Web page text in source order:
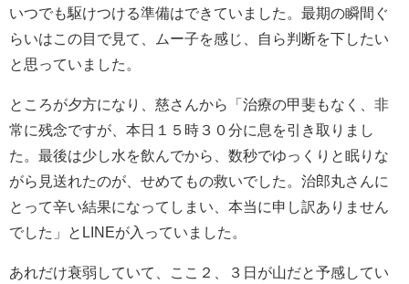
いつでも駆けつける準備はできていました。最期の瞬間ぐ
らいはこの目で見て、ムー子を感じ、自ら判断を下したい
と思っていました。
ところが夕方になり、慈さんから「治療の甲斐もなく、非
常に残念ですが、本日１５時３０分に息を引き取りまし
た。最後は少し水を飲んでから、数秒でゆっくりと眠りな
がら見送れたのが、せめてもの救いでした。治郎丸さんに
とって辛い結果になってしまい、本当に申し訳ありません
でした」とLINEが入っていました。
あれだけ衰弱していて、ここ２、３日が山だと予感してい